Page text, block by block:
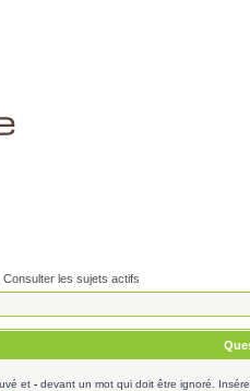
Consulter les sujets actifs
et - devant un mot qui doit être ignoré.